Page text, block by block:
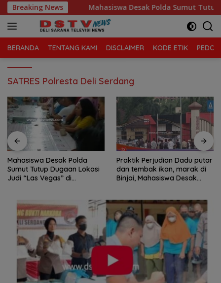
Langsung
ke
konten
Breaking News
Sampah Mahasiswa Desak Polda Sumut Tutup
BERANDA TENTANG KAMI DISCLAIMER KODE ETIK
SATRES Polresta Deli Serdang
Mahasiswa Desak Polda
Sumut Tutup Dugaan Lokasi
Judi “Las Vegas” di
Praktik Perjudian Dadu putar
dan tembak ikan, marak di
Binjai, Mahasiswa Desak